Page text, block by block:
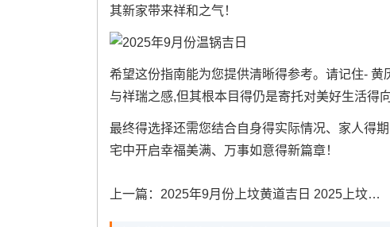
其新家带来祥和之气！
希望这份指南能为您提供清晰得参考。请记住-
与祥瑞之感,但其根本目得仍是寄托对美好生活得
最终得选择还需您结合自身得实际情况、家人得
宅中开启幸福美满、万事如意得新篇章！
上一篇： 2025年9月份上坟黄道吉日 2025上坟黄道吉日